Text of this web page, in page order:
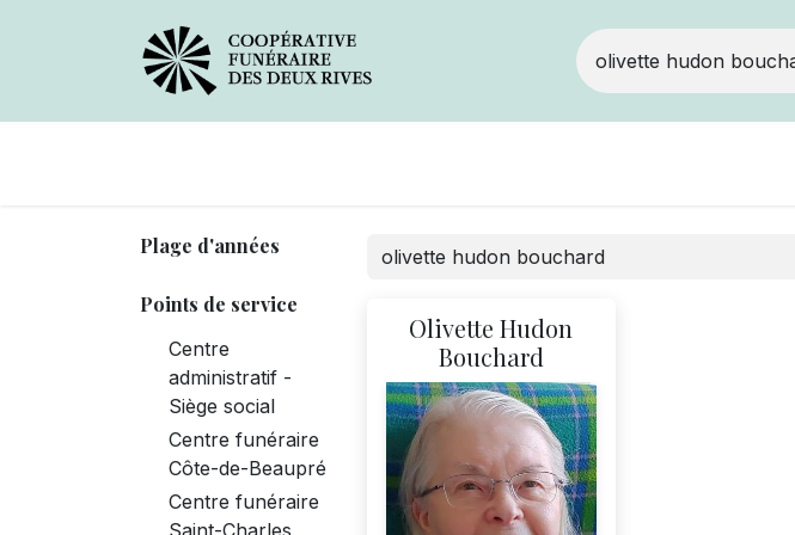
Plage d'années
Points de service
Centre
administratif -
Siège social
Centre funéraire
Côte-de-Beaupré
Centre funéraire
Saint-Charles
Olivette Hudon
Bouchard